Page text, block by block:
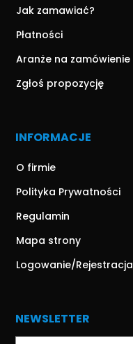
Jak zamawiać?
Płatności
Aranże na zamówienie
Zgłoś propozycję
INFORMACJE
O firmie
Polityka Prywatności
Regulamin
Mapa strony
Logowanie/Rejestracja
NEWSLETTER